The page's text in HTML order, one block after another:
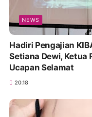
NEWS
Hadiri Pengajian
Setiana Dewi, Ketua
Ucapan Selamat
20.18